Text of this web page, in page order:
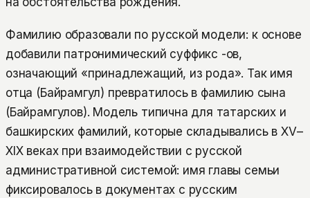
Фамилию образовали по русской модели: к основе
добавили патронимический суффикс -ов,
означающий «принадлежащий, из рода». Так имя
отца (Байрамгул) превратилось в фамилию сына
(Байрамгулов). Модель типична для татарских и
башкирских фамилий, которые складывались в XV–
XIX веках при взаимодействии с русской
административной системой: имя главы семьи
фиксировалось в документах с русским